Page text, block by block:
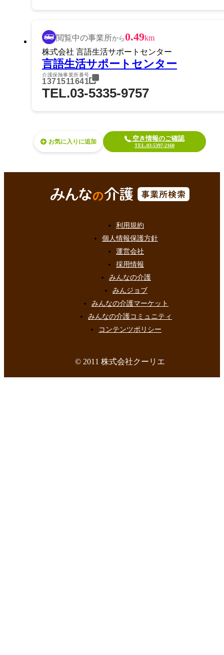
閲覧中の事業所から0.49km
株式会社 言語生活サポートセンター
言語生活サポートセンター
介護保険事業所番号
1371511641
TEL.03-5335-9757
お気に入り 空き情報のご確認
TEL.03-5397-2160
利用規約
個人情報保護方針
運営会社
採用情報
みんなの介護
みんジョブ
みんなの介護マーケット
みんなの介護コミュニティ
コンテンツポリシー
© 2011 株式会社クーリエ